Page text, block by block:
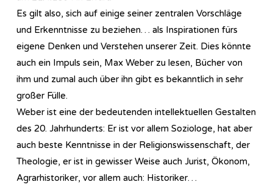
Es gilt also, sich auf einige seiner zentralen Vorschläge
und Erkenntnisse zu beziehen… als Inspirationen fürs
eigene Denken und Verstehen unserer Zeit. Dies könnte
auch ein Impuls sein, Max Weber zu lesen, Bücher von
ihm und zumal auch über ihn gibt es bekanntlich in sehr
großer Fülle.
Weber ist eine der bedeutenden intellektuellen Gestalten
des 20. Jahrhunderts: Er ist vor allem Soziologe, hat aber
auch beste Kenntnisse in der Religionswissenschaft, der
Theologie, er ist in gewisser Weise auch Jurist, Ökonom,
Agrarhistoriker, vor allem auch: Historiker…